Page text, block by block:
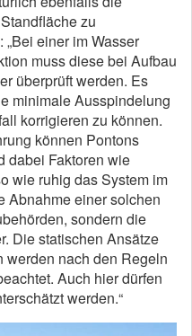
zu
einer im Wasser
muss diese bei Aufbau
überprüft werden. Es
minimale Ausspindelung
korrigieren zu können.
können Pontons
dabei Faktoren wie
wie ruhig das System im
Abnahme einer solchen
sondern die
Die statischen Ansätze
werden nach den Regeln
Auch hier dürfen
werden.“